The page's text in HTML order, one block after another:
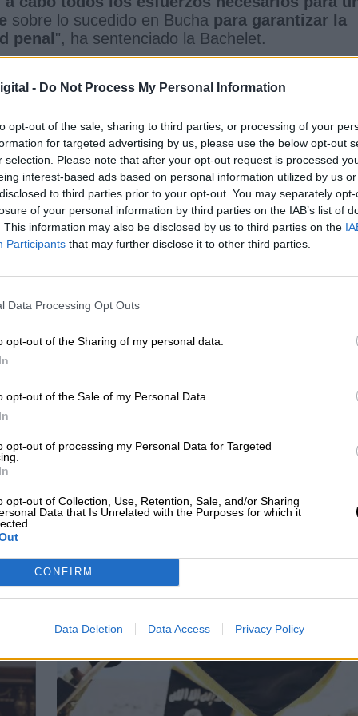
- Do Not Process My Personal Information
opt-out of the sale, sharing to third parties, or processing of your
for targeted advertising by us, please use the below opt-out
selection. Please note that after your opt-out request is processed
interest-based ads based on personal information utilized by us
to third parties prior to your opt-out. You may separately
of your personal information by third parties on the IAB’s list of
This information may also be disclosed by us to third parties on the
Participants that may further disclose it to other third parties.
Data Processing Opt Outs
opt-out of the Sharing of my personal data.
opt-out of the Sale of my Personal Data.
opt-out of processing my Personal Data for Targeted
opt-out of Collection, Use, Retention, Sale, and/or Sharing
Data that Is Unrelated with the Purposes for which it
CONFIRM
Data Deletion Data Access Privacy Policy
sobre lo sucedido en Bucha para garantizar la
penal", ha sentenciado la Bachelet.
manos atadas a la espalda, han sido
cerca de la capital, Kiev, después de la
las acusaciones contra Rusia de haber
desde Ucrania.
Aún no hay listas.Hemos enterrado al
al diario 'Ukrayinska Pravda', que cita a los
Unido han adelantado nuevas sanciones contra
Ucrania como "genocidio".
Según el ministro
Kuleba, "es la peor masacre en Europa
el domingo las acusaciones de crímenes de
ocupación de Bucha."Rechazamos de forma
apuntado el portavoz de la Presidencia rusa,
Unidas Bucha
RELACIONADAS